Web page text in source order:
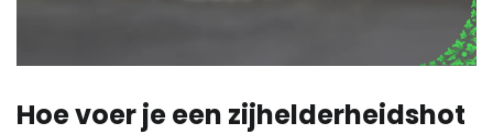
Hoe voer je een zijhelderheidshot